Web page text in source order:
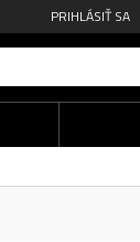
PRIHLÁSIŤ SA